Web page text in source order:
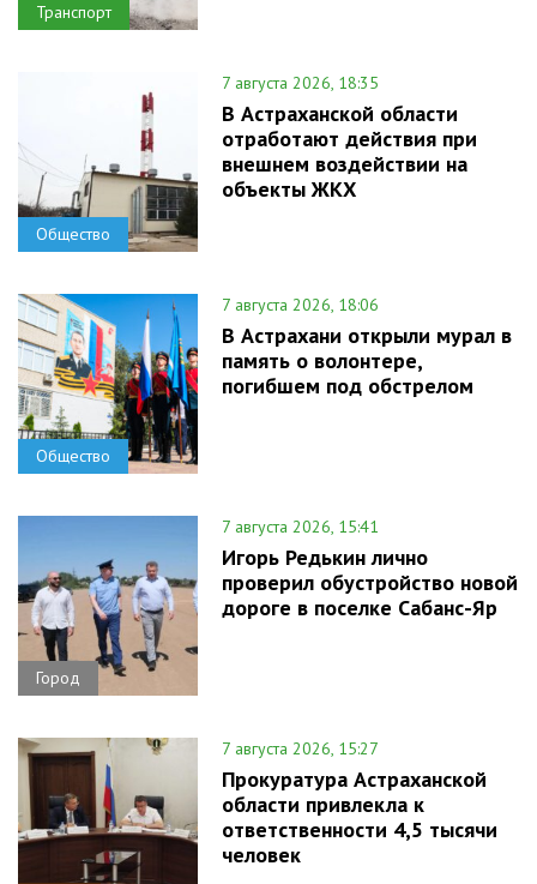
Транспорт
Общество
7 августа 2026, 18:35
В Астраханской области
отработают действия при
внешнем воздействии на
объекты ЖКХ
Общество
7 августа 2026, 18:06
В Астрахани открыли мурал в
память о волонтере,
погибшем под обстрелом
Город
7 августа 2026, 15:41
Игорь Редькин лично
проверил обустройство новой
дороге в поселке Сабанс-Яр
7 августа 2026, 15:27
Прокуратура Астраханской
области привлекла к
ответственности 4,5 тысячи
человек